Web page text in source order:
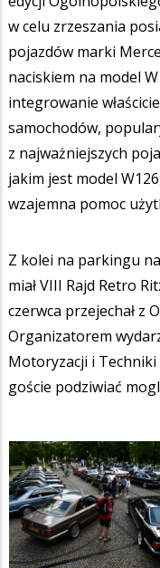
w celu zrzeszania
pojazdów marki
naciskiem na model
integrowanie
samochodów,
z najważniejszych
jakim jest model
wzajemna pomoc
Z kolei na parkingu
miał VIII Rajd Retro
czerwca przejechał z
Organizatorem
Motoryzacji i Techniki
goście podziwiać